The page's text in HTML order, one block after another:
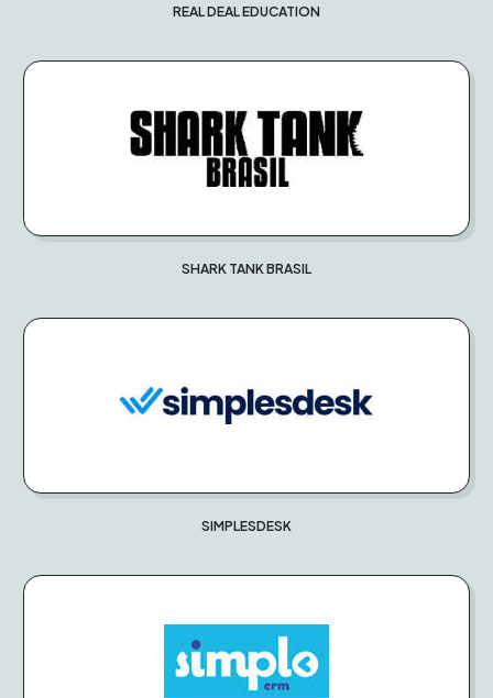
REAL DEAL EDUCATION
SHARK TANK BRASIL
SIMPLESDESK